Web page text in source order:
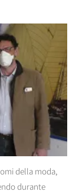
della moda,
durante